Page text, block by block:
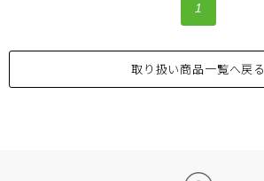
1
取り扱い商品一覧へ戻る